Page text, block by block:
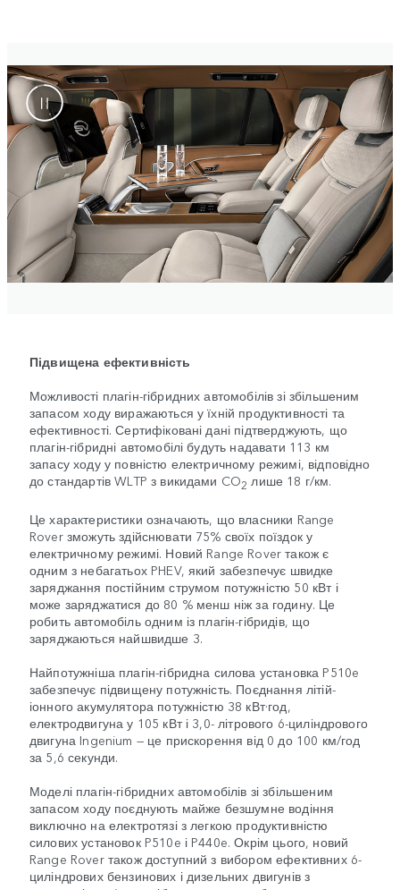
Підвищена ефективність
Можливості плагін-гібридних автомобілів зі збільшеним
запасом ходу виражаються у їхній продуктивності та
ефективності. Сертифіковані дані підтверджують, що
плагін-гібридні автомобілі будуть надавати 113 км
запасу ходу у повністю електричному режимі, відповідно
до стандартів WLTP з викидами CO2 лише 18 г/км.
Це характеристики означають, що власники Range
Rover зможуть здійснювати 75% своїх поїздок у
електричному режимі. Новий Range Rover також є
одним з небагатьох PHEV, який забезпечує швидке
заряджання постійним струмом потужністю 50 кВт і
може заряджатися до 80 % менш ніж за годину. Це
робить автомобіль одним із плагін-гібридів, що
заряджаються найшвидше 3.
Найпотужніша плагін-гібридна силова установка P510e
забезпечує підвищену потужність. Поєднання літій-
іонного акумулятора потужністю 38 кВт·год,
електродвигуна у 105 кВт і 3,0- літрового 6-циліндрового
двигуна Ingenium — це прискорення від 0 до 100 км/год
за 5,6 секунди.
Моделі плагін-гібридних автомобілів зі збільшеним
запасом ходу поєднують майже безшумне водіння
виключно на електротязі з легкою продуктивністю
силових установок P510e і P440e. Окрім цього, новий
Range Rover також доступний з вибором ефективних 6-
циліндрових бензинових і дизельних двигунів з